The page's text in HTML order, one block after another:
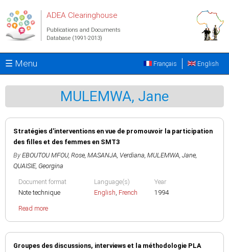
ADEA Clearinghouse
Publications and Documents
Database (1991-2013)
☰ Menu English
Français
MULEMWA, Jane
Stratégies d'interventions en vue de promouvoir la participation
des filles et des femmes en SMT3
By EBOUTOU MFOU, Rose, MASANJA, Verdiana, MULEMWA, Jane,
QUAISIE, Georgina
Document format
Note technique
Language(s)
English, French
Year
1994
Read more
Groupes des discussions, interviews et la méthodologie PLA